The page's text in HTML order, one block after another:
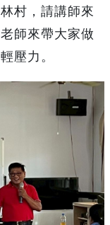
村，請講師來
師來帶大家做
壓力。